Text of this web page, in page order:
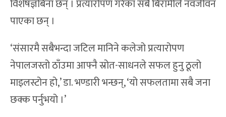
विशेषज्ञबिना छन् । प्रत्यारोपण गरेका सबै बिरामीले नवजीवन
पाएका छन् ।
‘संसारमै सबैभन्दा जटिल मानिने कलेजो प्रत्यारोपण
नेपालजस्तो ठाँउमा आफ्नै स्रोत-साधनले सफल हुनु ठूलो
माइलस्टोन हो,’ डा. भण्डारी भन्छन्, ‘यो सफलतामा सबै जना
छक्क पर्नुभयो ।’